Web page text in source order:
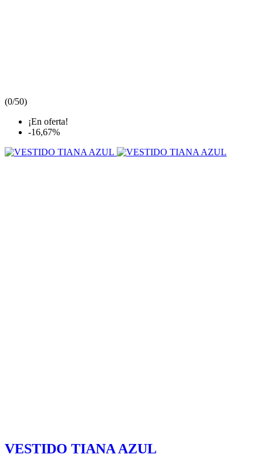
(0/50)
¡En oferta!
-16,67%
VESTIDO TIANA AZUL